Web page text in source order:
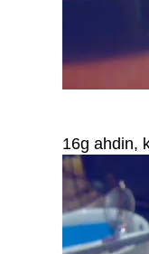
16g ahdin,